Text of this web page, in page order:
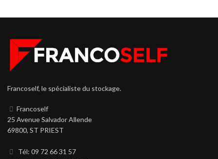
Francoself, le spécialiste du stockage.
Francoself
25 Avenue Salvador Allende
69800, ST PRIEST
Tél: 09 72 66 31 57